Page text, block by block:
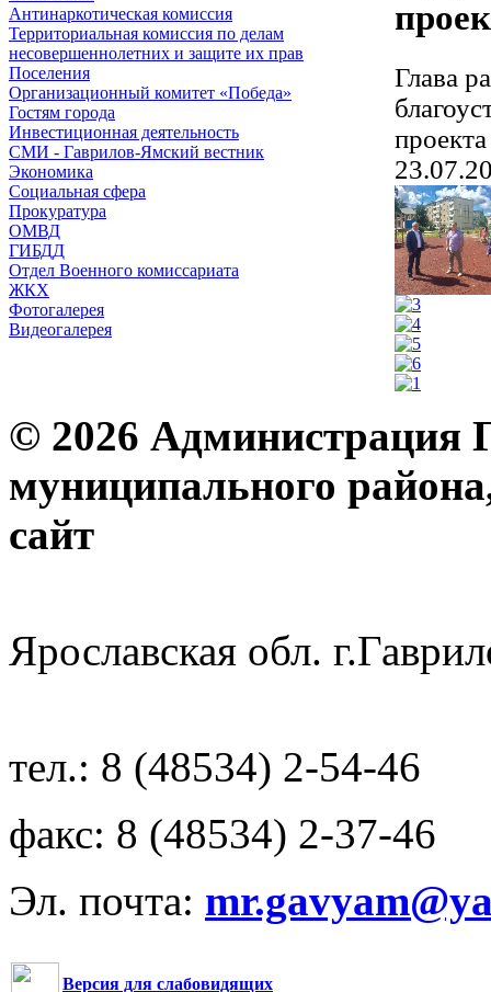
Антинаркотическая комиссия
Территориальная комиссия по делам
несовершеннолетних и защите их прав
Поселения
Организационный комитет «Победа»
Гостям города
Инвестиционная деятельность
СМИ - Гаврилов-Ямский вестник
Экономика
Социальная сфера
Прокуратура
ОМВД
ГИБДД
Отдел Военного комиссариата
ЖКХ
Фотогалерея
Видеогалерея
Глава
© 2026 Администрация
муниципального
Ярославская обл.
тел.: 8 (48534) 2-54-46
факс: 8 (48534) 2-37-46
Эл. почта:
Версия для слабовидящих